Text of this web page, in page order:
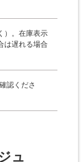
）。在庫表示
は遅れる場合
認くださ
ュ